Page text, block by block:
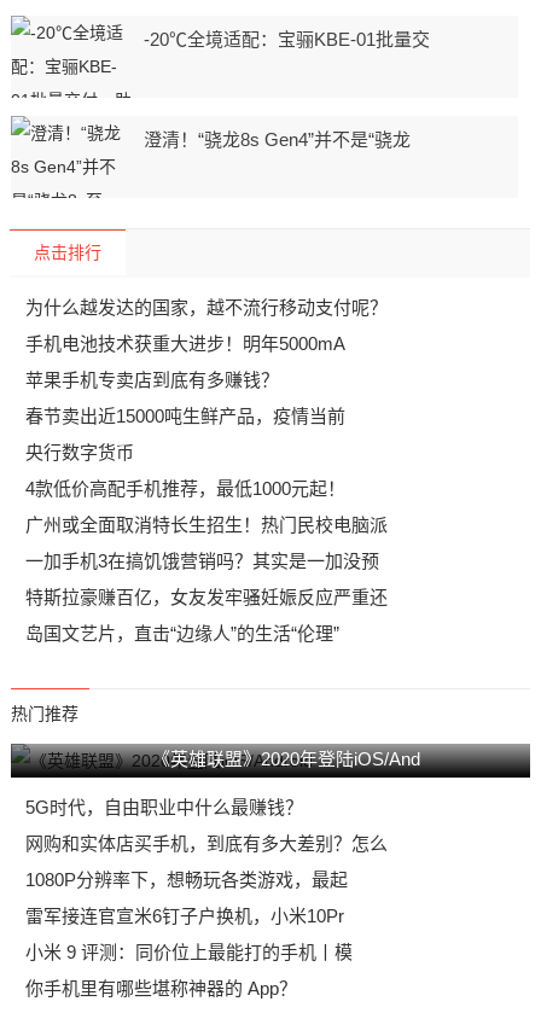
-20℃全境适配：宝骊KBE-01批量交
澄清！“骁龙8s Gen4”并不是“骁龙
点击排行
为什么越发达的国家，越不流行移动支付呢？
手机电池技术获重大进步！明年5000mA
苹果手机专卖店到底有多赚钱？
春节卖出近15000吨生鲜产品，疫情当前
央行数字货币
4款低价高配手机推荐，最低1000元起！
广州或全面取消特长生招生！热门民校电脑派
一加手机3在搞饥饿营销吗？其实是一加没预
特斯拉豪赚百亿，女友发牢骚妊娠反应严重还
岛国文艺片，直击“边缘人”的生活“伦理”
热门推荐
《英雄联盟》2020年登陆iOS/And
5G时代，自由职业中什么最赚钱？
网购和实体店买手机，到底有多大差别？怎么
1080P分辨率下，想畅玩各类游戏，最起
雷军接连官宣米6钉子户换机，小米10Pr
小米 9 评测：同价位上最能打的手机丨模
你手机里有哪些堪称神器的 App？